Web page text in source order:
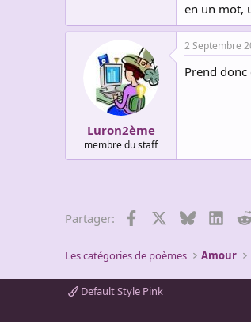
en un mot,
Luron2ème
membre du staff
2 Septembre
Prend
Partager: Facebook Bluesky
Les catégories de poèmes Amour
Default Style Pink